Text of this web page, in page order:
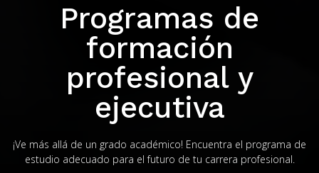
Programas de
formación
profesional y
ejecutiva
¡Ve más allá de un grado académico! Encuentra el programa de
estudio adecuado para el futuro de tu carrera profesional.